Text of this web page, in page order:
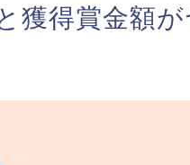
獲得賞金額